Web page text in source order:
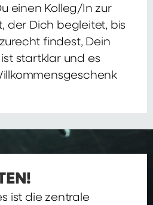
einen Kolleg/In zur
der Dich begleitet, bis
findest, Dein
startklar und es
ist die zentrale